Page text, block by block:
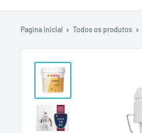
Pagina inicial Todos os produtos